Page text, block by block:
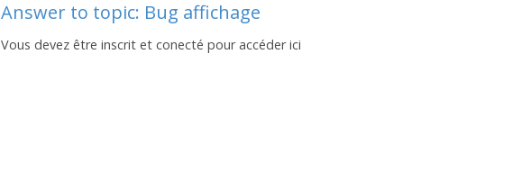
Answer to topic: Bug affichage
Vous devez être inscrit et conecté pour accéder ici